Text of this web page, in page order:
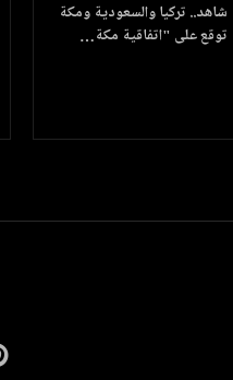
شاهد.. تركيا والسعودية ومكة
توقع على "اتفاقية مكة…